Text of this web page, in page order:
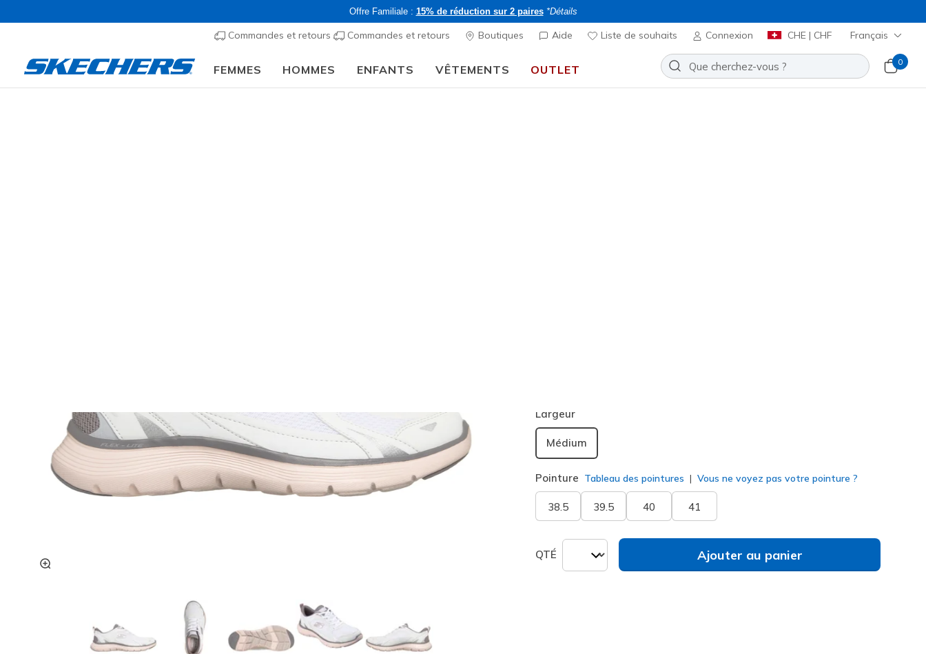
Offre Familiale : 15% de réduction sur 2 paires *Détails
Commandes et retours Commandes et retours Boutiques Aide Liste de souhaits Connexion CHE | CHF Français
FEMMES HOMMES ENFANTS VÊTEMENTS OUTLET
0
Largeur
Médium
Pointure Tableau des pointures Vous ne voyez pas votre pointure ?
38.5 39.5 40 41
QTÉ Ajouter au panier